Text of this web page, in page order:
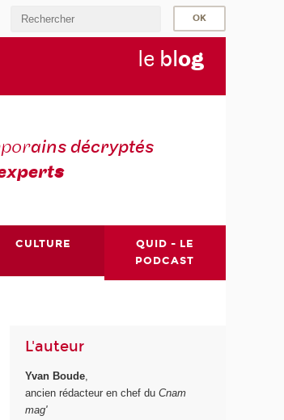
le blog
ains décryptés
s
CULTURE
QUID - LE
PODCAST
L'auteur
Yvan Boude,
ancien rédacteur en chef duCnam
mag'